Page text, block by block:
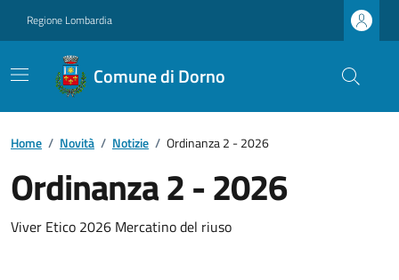
Regione Lombardia
Comune di Dorno
Home / Novità / Notizie / Ordinanza 2 - 2026
Ordinanza 2 - 2026
Viver Etico 2026 Mercatino del riuso